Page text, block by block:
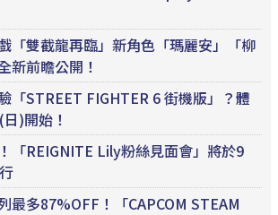
「雙截龍再臨」新角色「瑪麗安」「柳
新前瞻公開！
「STREET FIGHTER 6 街機版」？體
)開始！
「REIGNITE Lily粉絲見面會」將於9
最多87%OFF！「CAPCOM STEAM